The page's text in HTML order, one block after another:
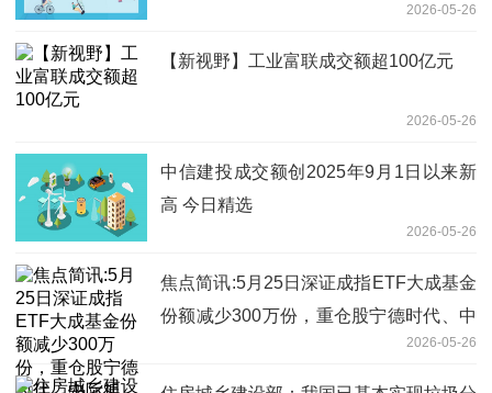
2026-05-26
【新视野】工业富联成交额超100亿元
2026-05-26
中信建投成交额创2025年9月1日以来新
高 今日精选
2026-05-26
焦点简讯:5月25日深证成指ETF大成基金
份额减少300万份，重仓股宁德时代、中
2026-05-26